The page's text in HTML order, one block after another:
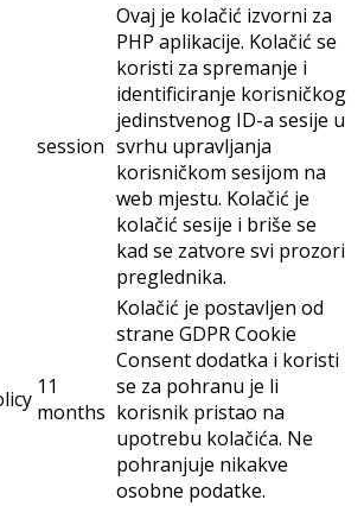
session
Ovaj je kolačić izvorni za
PHP aplikacije. Kolačić se
koristi za spremanje i
identificiranje korisničkog
jedinstvenog ID-a sesije u
svrhu upravljanja
korisničkom sesijom na
web mjestu. Kolačić je
kolačić sesije i briše se
kad se zatvore svi prozori
preglednika.
11
months
Kolačić je postavljen od
strane GDPR Cookie
Consent dodatka i koristi
se za pohranu je li
korisnik pristao na
upotrebu kolačića. Ne
pohranjuje nikakve
osobne podatke.